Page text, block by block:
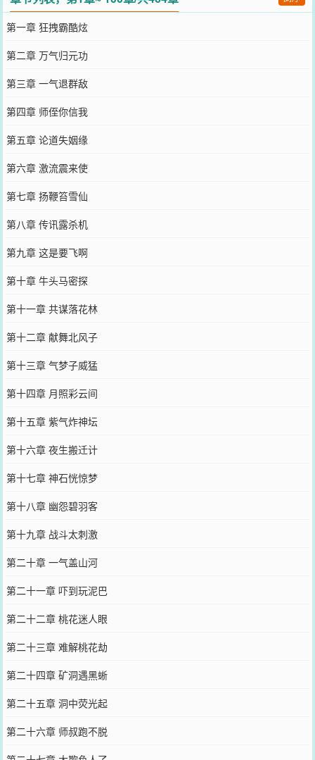
第一章 狂拽霸酷炫
第二章 万气归元功
第三章 一气退群敌
第四章 师侄你信我
第五章 论道失姻缘
第六章 激流震来使
第七章 扬鞭笞雪仙
第八章 传讯露杀机
第九章 这是要飞啊
第十章 牛头马密探
第十一章 共谋落花林
第十二章 献舞北风子
第十三章 气梦子威猛
第十四章 月照彩云间
第十五章 紫气炸神坛
第十六章 夜生搬迁计
第十七章 神石恍惊梦
第十八章 幽怨碧羽客
第十九章 战斗太刺激
第二十章 一气盖山河
第二十一章 吓到玩泥巴
第二十二章 桃花迷人眼
第二十三章 难解桃花劫
第二十四章 矿洞遇黑蜥
第二十五章 洞中荧光起
第二十六章 师叔跑不脱